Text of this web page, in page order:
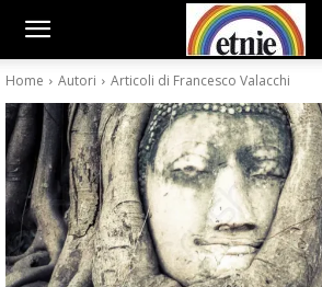
Home Autori Articoli di Francesco Valacchi